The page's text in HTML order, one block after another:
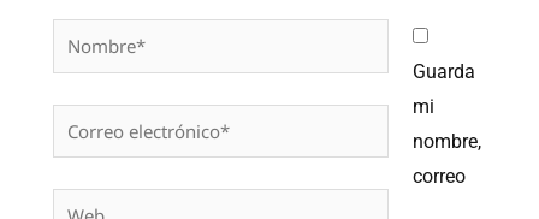
Nombre*
Correo
electrónico*
Web
Guarda
mi
nombre,
correo